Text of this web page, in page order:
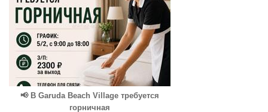
📢 В Garuda Beach Village требуется
горничная